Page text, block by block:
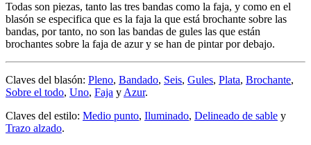
Todas son piezas, tanto las tres bandas como la faja, y como en el
blasón se especifica que es la faja la que está brochante sobre las
bandas, por tanto, no son las bandas de gules las que están
brochantes sobre la faja de azur y se han de pintar por debajo.
Claves del blasón: Pleno, Bandado, Seis, Gules, Plata, Brochante,
Sobre el todo, Uno, Faja y Azur.
Claves del estilo: Medio punto, Iluminado, Delineado de sable y
Trazo alzado.